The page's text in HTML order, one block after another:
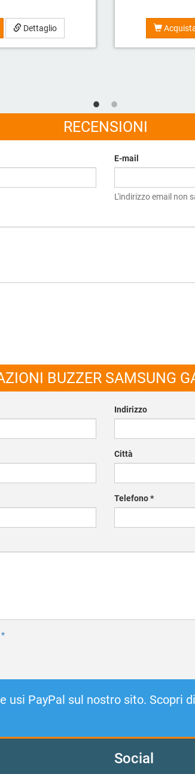
Dettaglio
RECENSIONI
E-mail
L'indirizzo email non
BUZZER SAMSUNG
Indirizzo
Città
Telefono*
*
usi PayPal sul nostro sito. Scopri
Social